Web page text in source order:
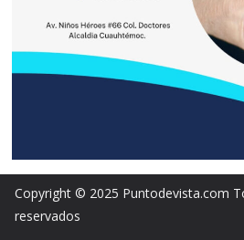
Copyright © 2025 Puntodevista.com
reservados